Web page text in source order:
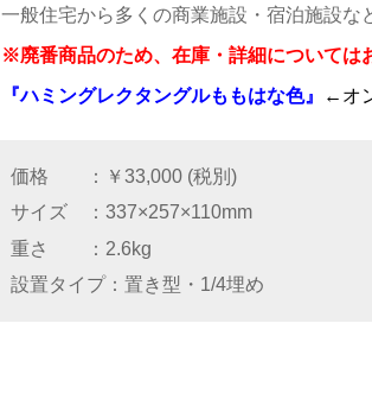
一般住宅から多くの商業施設・宿泊施設な
※廃番商品のため、在庫・詳細については
『ハミングレクタングルももはな色』 ←オ
価格
￥33,000 (税別)
サイズ
337×257×110mm
重さ
2.6kg
設置タイプ
置き型・1/4埋め